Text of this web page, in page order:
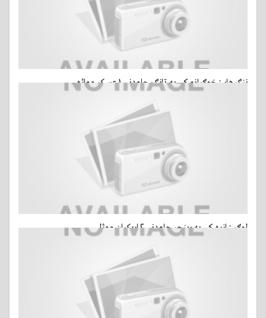
ننګرهار : خوګياڼو کې په ټانګ چاودنې ۱ عسکر وواژه
لوګر : ازره کې په رينجر چاودنې ۲ اربکيان ووژل